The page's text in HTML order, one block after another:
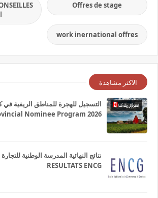
Offres de stage
work inernational offres
الاكثر مشاهدة
Nominee Program 2026
RESULTATS ENCG